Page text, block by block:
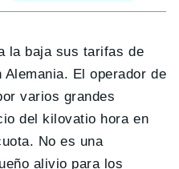
la baja sus tarifas de
El operador de
varios grandes
del kilovatio hora en
No es una
alivio para los